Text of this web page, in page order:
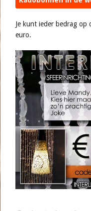
Je kunt ieder bedrag
euro.